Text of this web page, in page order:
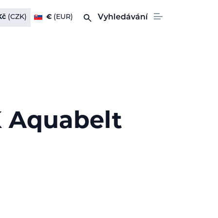
(CZK) € (EUR) Vyhledávání
Aquabelt